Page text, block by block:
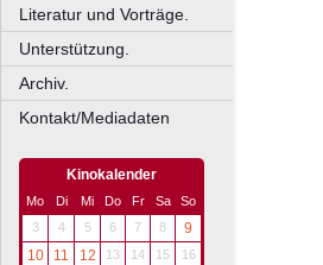
Literatur und Vorträge.
Unterstützung.
Archiv.
Kontakt/Mediadaten
Kinokalender
Mo Di Mi Do Fr Sa
So
3
4 5 6 7 8
9
10
11 12 13 14 15 16